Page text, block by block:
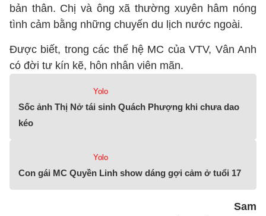
bản thân. Chị và ông xã thường xuyên hâm nóng
tình cảm bằng những chuyến du lịch nước ngoài.
Được biết, trong các thế hệ MC của VTV, Vân Anh
có đời tư kín kẽ, hôn nhân viên mãn.
Yolo
Sốc ảnh Thị Nở tái sinh Quách Phượng khi chưa dao
kéo
Yolo
Con gái MC Quyền Linh show dáng gợi cảm ở tuổi 17
Sam